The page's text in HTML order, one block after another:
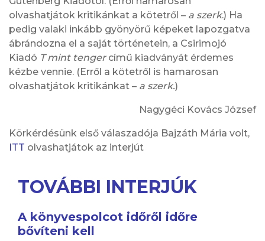
olvashatjátok kritikánkat a kötetről – a szerk.) Ha
pedig valaki inkább gyönyörű képeket lapozgatva
ábrándozna el a saját történetein, a Csirimojó
Kiadó T mint tengercímű kiadványát érdemes
kézbe vennie. (Erről a kötetről is hamarosan
olvashatjátok kritikánkat – a szerk.)
Nagygéci Kovács József
Körkérdésünk első válaszadója Bajzáth Mária volt,
ITT olvashatjátok az interjút
TOVÁBBI INTERJÚK
A könyvespolcot időről időre
bővíteni kell